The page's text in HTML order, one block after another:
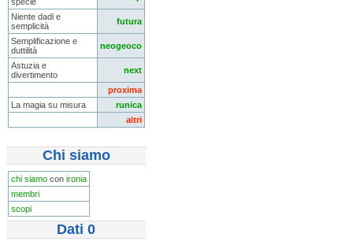
specie
Niente dadi e
semplicità
futura
Semplificazione e
duttilità
neogeoco
Astuzia e
divertimento
next
proxima
La magia su misura
runica
altri
Chi siamo
chi siamocon ironia
membri
scopi
Dati 0